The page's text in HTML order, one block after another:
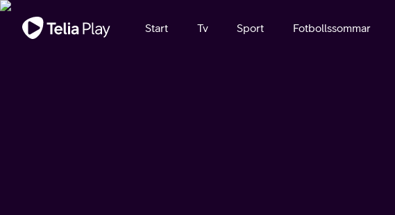
Viktigt meddelande
Start Tv Sport Fotbollssommar